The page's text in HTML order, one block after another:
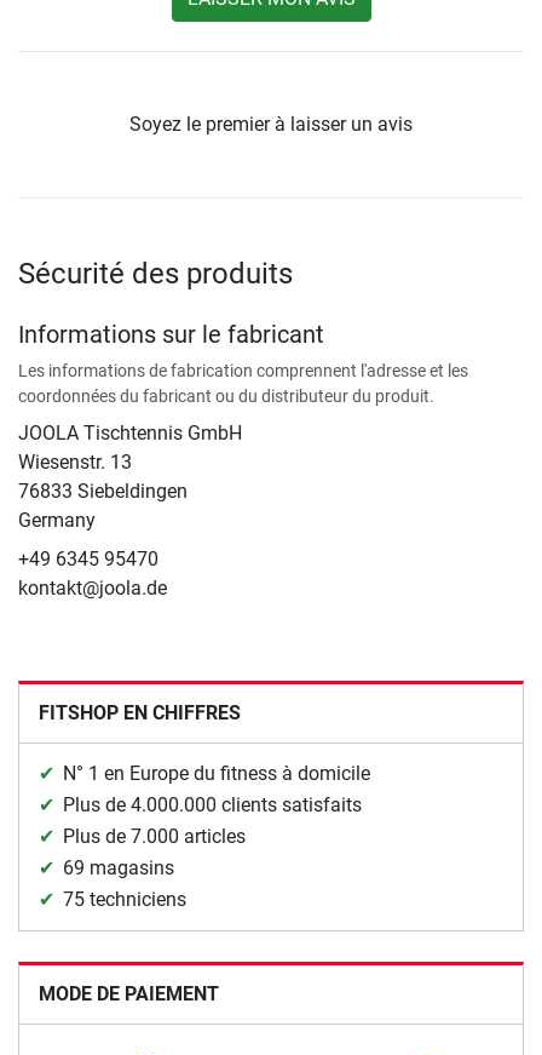
Soyez le premier à laisser un avis
Sécurité des produits
Informations sur le fabricant
Les informations de fabrication comprennent l'adresse et les
coordonnées du fabricant ou du distributeur du produit.
JOOLA Tischtennis GmbH
Wiesenstr. 13
76833 Siebeldingen
Germany
+49 6345 95470
kontakt@joola.de
FITSHOP EN CHIFFRES
N° 1 en Europe du fitness à domicile
Plus de 4.000.000 clients satisfaits
Plus de 7.000 articles
69 magasins
75 techniciens
MODE DE PAIEMENT